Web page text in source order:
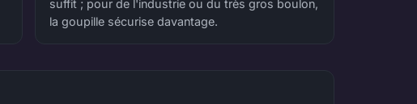
suffit ; pour de l'industrie ou du très gros boulon,
la goupille sécurise davantage.